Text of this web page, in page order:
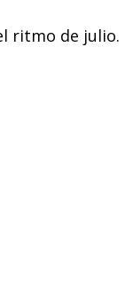
ritmo de julio.